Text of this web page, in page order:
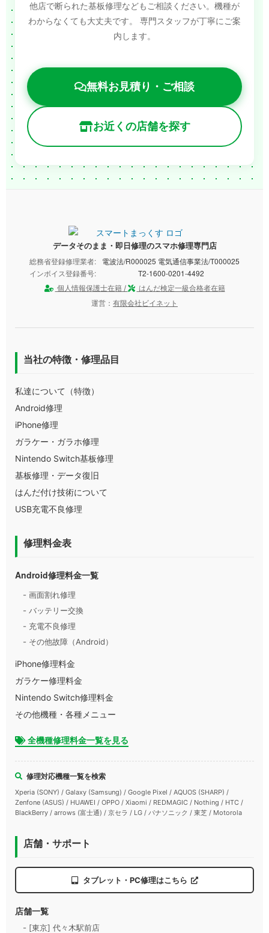
他店で断られた基板修理などもご相談ください。機種が
わからなくても大丈夫です。
専門スタッフが丁寧にご案
内します。
無料お見積り・ご相談
お近くの店舗を探す
データそのまま・即日修理のスマホ修理専門店
総務省登録修理業者:
電波法/R000025 電気通信事業法/T000025
インボイス登録番号:
T2-1600-0201-4492
個人情報保護士在籍 /
はんだ検定一級合格者在籍
運営： 有限会社ビイネット
当社の特徴・修理品目
私達について（特徴）
Android修理
iPhone修理
ガラケー・ガラホ修理
Nintendo Switch基板修理
基板修理・データ復旧
はんだ付け技術について
USB充電不良修理
修理料金表
Android修理料金一覧
- 画面割れ修理
- バッテリー交換
- 充電不良修理
- その他故障（Android）
iPhone修理料金
ガラケー修理料金
Nintendo Switch修理料金
その他機種・各種メニュー
全機種修理料金一覧を見る
修理対応機種一覧を検索
Xperia (SONY) / Galaxy (Samsung) / Google Pixel / AQUOS (SHARP) /
Zenfone (ASUS) / HUAWEI / OPPO / Xiaomi / REDMAGIC / Nothing / HTC /
BlackBerry / arrows (富士通) / 京セラ / LG / パナソニック / 東芝 / Motorola
店舗・サポート
タブレット・PC修理はこちら
店舗一覧
- [東京] 代々木駅前店